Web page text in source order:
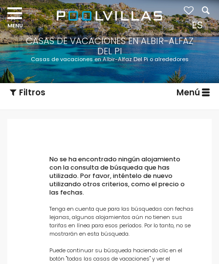
CASAS DE VACACIONES EN ALBIR-ALFAZ
DEL PI
Casas de vacaciones en Albir-Alfaz Del Pi o alrededores
Filtros Menú
Tipo de alojamiento
Personas
Dormitorios
No se ha encontrado ningún alojamiento
con la consulta de búsqueda que has
utilizado. Por favor, inténtelo de nuevo
utilizando otros criterios, como el precio o
las fechas.
Tenga en cuenta que para las búsquedas con fechas
lejanas, algunos alojamientos aún no tienen sus
tarifas en línea para esos períodos. Por lo tanto, no se
mostrarán en esta búsqueda.
Puede continuar su búsqueda haciendo clic en el
botón "todas las casas de vacaciones" y ver el
ES